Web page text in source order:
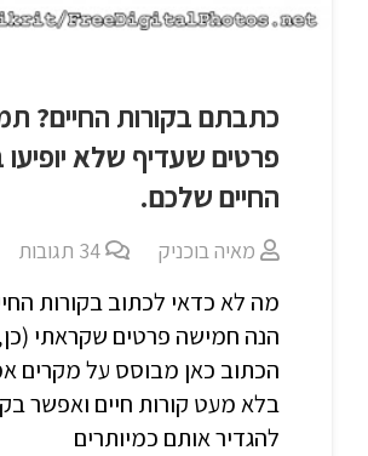
פרטים שעדיף שלא יופיעו
החיים שלכם.
מאיה בוכניק 34 תגובות
מה לא כדאי לכתוב בקורות
הנה חמישה פרטים שקראתי
הכתוב כאן מבוסס על מקרים
בלא מעט קורות חיים ואפשר
להגדיר אותם כמיותרים